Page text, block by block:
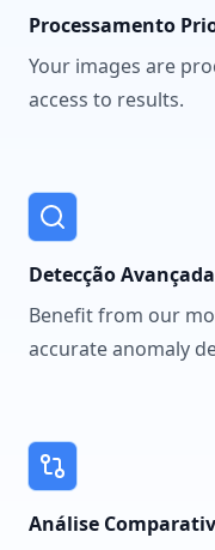
Processamento
Your images are
access to results.
Detecção
Benefit from our
accurate anomaly
Análise